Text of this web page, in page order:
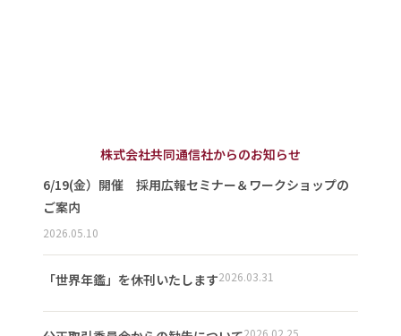
株式会社共同通信社からのお知らせ
6/19(金）開催 採用広報セミナー＆ワークショップの
ご案内
2026.05.10
「世界年鑑」を休刊いたします2026.03.31